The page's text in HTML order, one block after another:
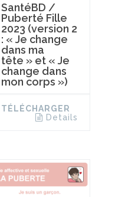
SantéBD /
Puberté Fille
2023 (version 2
: « Je change
dans ma
tête » et « Je
change dans
mon corps »)
TÉLÉCHARGER
Details